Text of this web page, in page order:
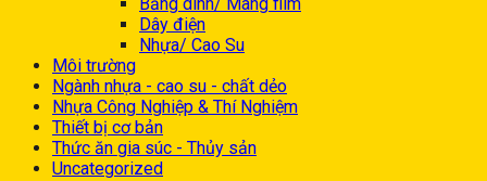
Dây điện
Nhựa/ Cao Su
Môi trường
Ngành nhựa - cao su - chất dẻo
Nhựa Công Nghiệp & Thí Nghiệm
Thiết bị cơ bản
Thức ăn gia súc - Thủy sản
Uncategorized